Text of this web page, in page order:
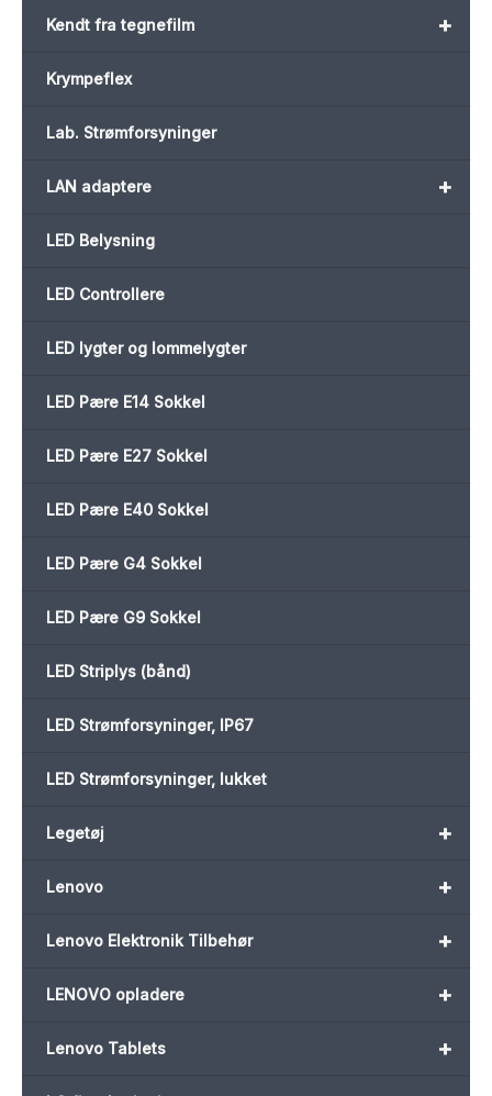
+
Kendt fra tegnefilm
Krympeflex
Lab. Strømforsyninger
+
LAN adaptere
LED Belysning
LED Controllere
LED lygter og lommelygter
LED Pære E14 Sokkel
LED Pære E27 Sokkel
LED Pære E40 Sokkel
LED Pære G4 Sokkel
LED Pære G9 Sokkel
LED Striplys (bånd)
LED Strømforsyninger, IP67
LED Strømforsyninger, lukket
+
Legetøj
+
Lenovo
+
Lenovo Elektronik Tilbehør
+
LENOVO opladere
+
Lenovo Tablets